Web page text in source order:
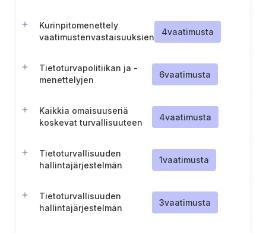
Kurinpitomenettely
vaatimustenvastaisuuksien
4vaatimusta
Tietoturvapolitiikan ja -
menettelyjen
6vaatimusta
Kaikkia omaisuuseriä
koskevat turvallisuuteen
4vaatimusta
Tietoturvallisuuden
hallintajärjestelmän
1vaatimusta
Tietoturvallisuuden
hallintajärjestelmän
3vaatimusta